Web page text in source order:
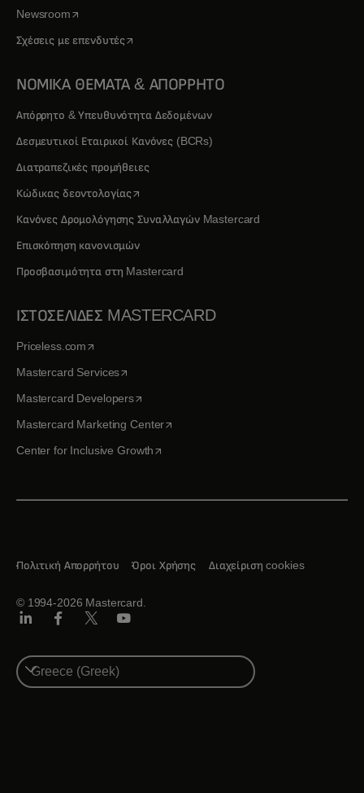
Newsroomopens in a new tab
Σχέσεις με επενδυτέςopens in a new tab
ΝΟΜΙΚΑ ΘΕΜΑΤΑ & ΑΠΟΡΡΗΤΟ
Απόρρητο & Υπευθυνότητα Δεδομένων
Δεσμευτικοί Εταιρικοί Κανόνες (BCRs)
Διατραπεζικές προμήθειες
Κώδικας δεοντολογίαςopens in a new tab
Κανόνες Δρομολόγησης Συναλλαγών Mastercard
Επισκόπηση κανονισμών
Προσβασιμότητα στη Mastercard
ΙΣΤΟΣΕΛΙΔΕΣ MASTERCARD
Priceless.comopens in a new tab
Mastercard Servicesopens in a new tab
Mastercard Developersopens in a new tab
Mastercard Marketing Centeropens in a new tab
Center for Inclusive Growthopens in a new tab
© 1994-2026 Mastercard.
Πολιτική Απορρήτου Όροι Χρήσης Διαχείριση cookies
Select
a
country